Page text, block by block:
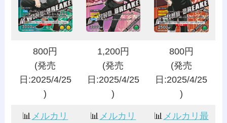
800円
(発売
日:2025/4/25
)
1,200円
(発売
日:2025/4/25
)
800円
(発売
日:2025/4/25
)
📊 メルカリ
📊 メルカリ
📊 メルカリ最